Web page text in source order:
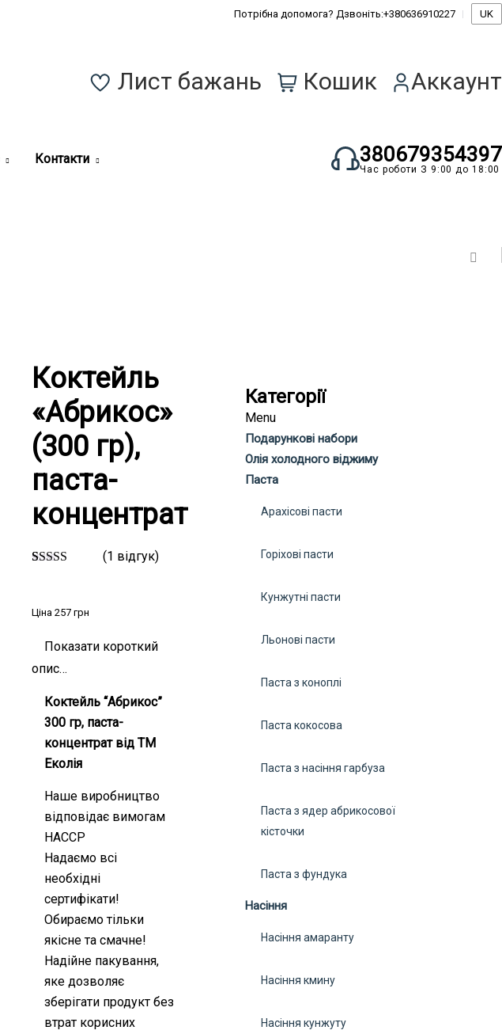
Потрібна допомога? Дзвоніть:+380636910227 UK
Лист бажань Кошик Аккаунт
Контакти 380679354397
Час роботи З 9:00 до 18:00
Коктейль
«Абрикос»
(300 гр),
паста-
концентрат
опитування
(1 відгук)
Ціна 257 грн
Показати короткий
опис…
Коктейль “Абрикос”
300 гр, паста-
концентрат від ТМ
Еколія
Наше виробництво
відповідає вимогам
HACCP
Надаємо всі
необхідні
сертифікати!
Обираємо тільки
якісне та смачне!
Надійне пакування,
яке дозволяє
зберігати продукт без
втрат корисних
Категорії
Menu
Подарункові набори
Олія холодного віджиму
Паста
Арахісові пасти
Горіхові пасти
Кунжутні пасти
Льонові пасти
Паста з коноплі
Паста кокосова
Паста з насіння гарбуза
Паста з ядер абрикосової
кісточки
Паста з фундука
Насіння
Насіння амаранту
Насіння кмину
Насіння кунжуту